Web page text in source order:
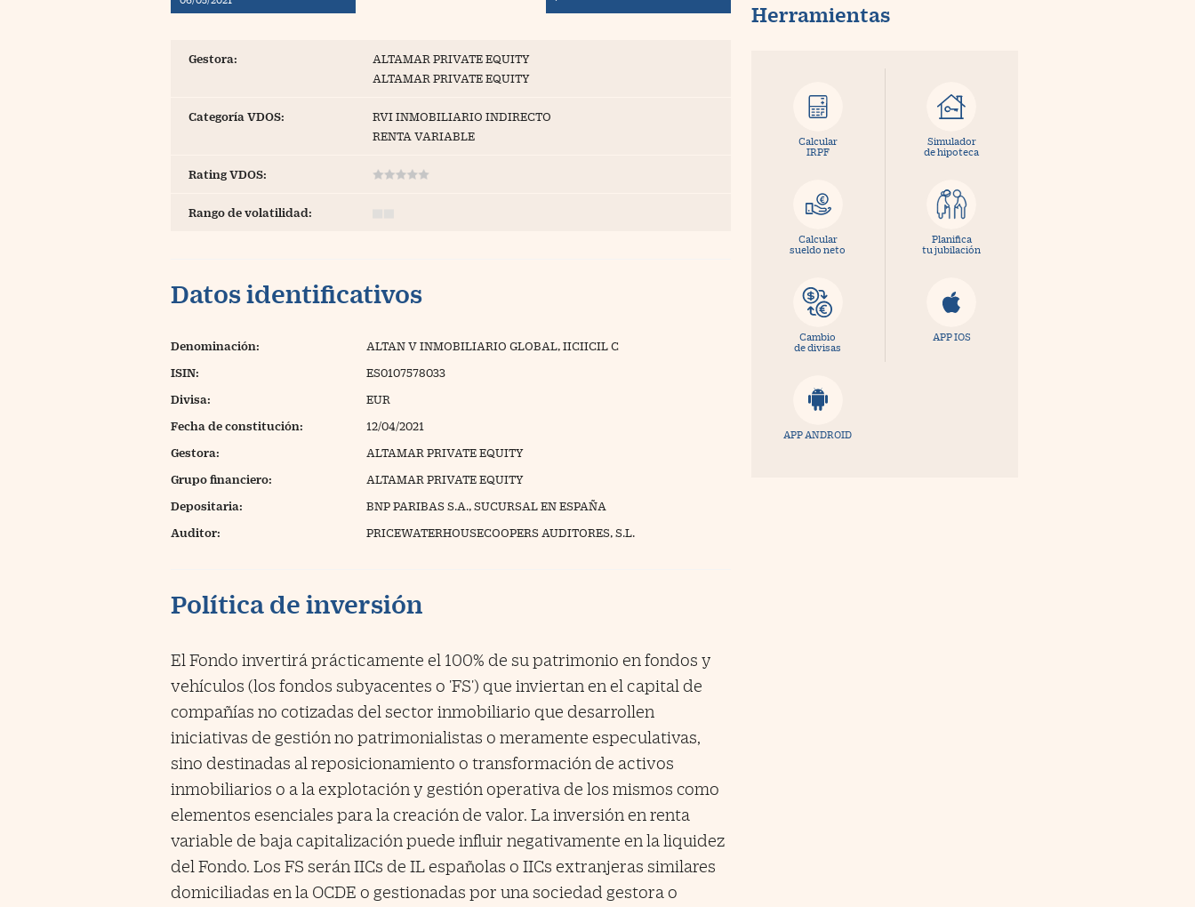
Blogs
Gestora:
ALTAMAR PRIVATE EQUITY
ALTAMAR PRIVATE EQUITY
Categoría VDOS:
RVI INMOBILIARIO INDIRECTO
RENTA VARIABLE
Rating VDOS:
Rango de volatilidad:
Datos identificativos
Denominación: ALTAN V INMOBILIARIO GLOBAL, IICIICIL C
ISIN: ES0107578033
Divisa: EUR
Fecha de constitución: 12/04/2021
Gestora: ALTAMAR PRIVATE EQUITY
Grupo financiero: ALTAMAR PRIVATE EQUITY
Depositaria: BNP PARIBAS S.A., SUCURSAL EN ESPAÑA
Auditor: PRICEWATERHOUSECOOPERS AUDITORES, S.L.
Política de inversión
El Fondo invertirá prácticamente el 100% de su patrimonio en fondos y
vehículos (los fondos subyacentes o 'FS') que inviertan en el capital de
compañías no cotizadas del sector inmobiliario que desarrollen
iniciativas de gestión no patrimonialistas o meramente especulativas,
sino destinadas al reposicionamiento o transformación de activos
inmobiliarios o a la explotación y gestión operativa de los mismos como
elementos esenciales para la creación de valor. La inversión en renta
variable de baja capitalización puede influir negativamente en la liquidez
del Fondo. Los FS serán IICs de IL españolas o IICs extranjeras similares
domiciliadas en la OCDE o gestionadas por una sociedad gestora o
Herramientas
Calcular
IRPF
Simulador
de hipoteca
Calcular
sueldo neto
Planifica
tu jubilación
Cambio
de divisas
APP IOS
APP ANDROID